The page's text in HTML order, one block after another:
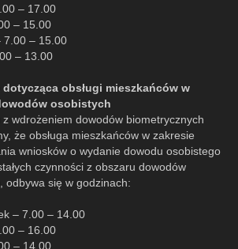
– 17.00
– 15.00
7.00 – 15.00
– 13.00
dotycząca obsługi mieszkańców w
osobistych
z wdrożeniem dowodów biometrycznych
że obsługa mieszkańców w zakresie
wniosków o wydanie dowodu osobistego
czynności z obszaru dowodów
odbywa się w godzinach:
– 7.00 – 14.00
– 16.00
– 14.00